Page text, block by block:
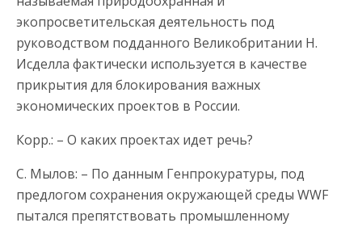
экопросветительская деятельность под
руководством подданного Великобритании Н.
Исделла фактически используется в качестве
прикрытия для блокирования важных
экономических проектов в России.
Корр.: – О каких проектах идет речь?
С. Мылов: – По данным Генпрокуратуры, под
предлогом сохранения окружающей среды WWF
пытался препятствовать промышленному